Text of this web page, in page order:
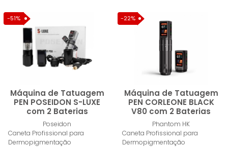
-51%
Máquina de Tatuagem
PEN POSEIDON S-LUXE
com 2 Baterias
Poseidon
Caneta Profissional para
Dermopigmentação
Comprar
-22%
Máquina de Tatuagem
PEN CORLEONE BLACK
V80 com 2 Baterias
Phantom HK
Caneta Profissional para
Dermopigmentação